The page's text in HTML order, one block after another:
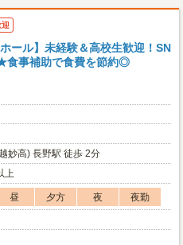
ホール】未経験＆高校生歓迎！SN
食事補助で食費を節約◎
妙高) 長野駅 徒歩 2分
上
昼 夕方 夜
夜勤